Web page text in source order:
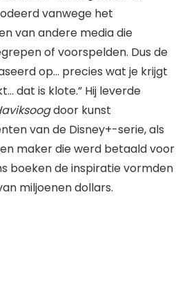
vanwege het
van andere media die
of voorspelden. Dus de
op… precies wat je krijgt
dat is klote.” Hij leverde
door kunst
van de Disney+-serie, als
maker die werd betaald voor
boeken de inspiratie vormden
miljoenen dollars.